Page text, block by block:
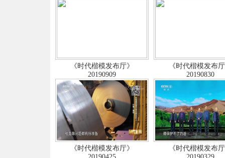
《时代楷模发布厅》
20190909
《时代楷模发布
20190830
《时代楷模发布厅》
《时代楷模发布